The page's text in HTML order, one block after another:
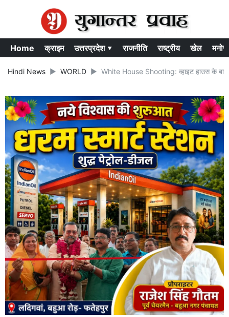
Home क्राइम उत्तरप्रदेश ▾ राजनीति राष्ट्रीय खेल
Hindi News WORLD White House Shooting: व्हाइट हाउस के